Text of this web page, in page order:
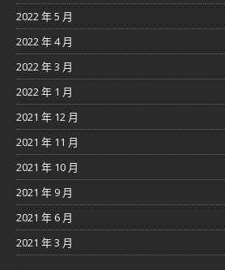
2022 年 5 月
2022 年 4 月
2022 年 3 月
2022 年 1 月
2021 年 12 月
2021 年 11 月
2021 年 10 月
2021 年 9 月
2021 年 6 月
2021 年 3 月